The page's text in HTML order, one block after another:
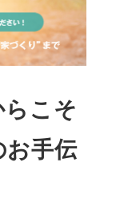
こそ
お手伝